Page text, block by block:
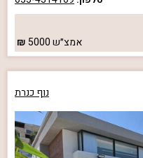
אמצ״ש5000
נוף כנרת